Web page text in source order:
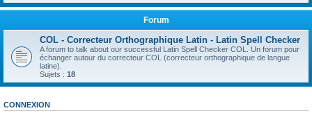
Forum
COL - Correcteur Orthographique Latin - Latin Spell Checker
A forum to talk about our successful Latin Spell Checker COL. Un forum pour
échanger autour du correcteur COL (correcteur orthographique de langue
latine).
Sujets : 18
CONNEXION